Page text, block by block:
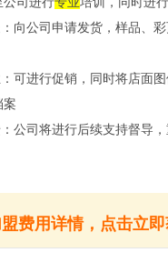
公司申请发货，样品、彩
进行促销，同时将店面图
案
司将进行后续支持督导，
费用详情，点击立